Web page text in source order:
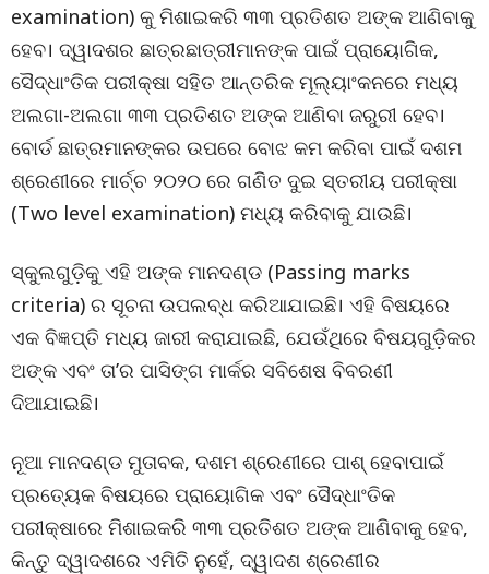
examination) କୁ ମିଶାଇକରି ୩୩ ପ୍ରତିଶତ ଅଙ୍କ ଆଣିବାକୁ
ହେବ। ଦ୍ୱାଦଶର ଛାତ୍ରଛାତ୍ରୀମାନଙ୍କ ପାଇଁ ପ୍ରାୟୋଗିକ,
ସୈଦ୍ଧାଂତିକ ପରୀକ୍ଷା ସହିତ ଆନ୍ତରିକ ମୂଲ୍ୟାଂକନରେ ମଧ୍ୟ
ଅଲଗା-ଅଲଗା ୩୩ ପ୍ରତିଶତ ଅଙ୍କ ଆଣିବା ଜରୁରୀ ହେବ।
ବୋର୍ଡ ଛାତ୍ରମାନଙ୍କର ଉପରେ ବୋଝ କମ କରିବା ପାଇଁ ଦଶମ
ଶ୍ରେଣୀରେ ମାର୍ଚ୍ଚ ୨୦୨୦ ରେ ଗଣିତ ଦୁଇ ସ୍ତରୀୟ ପରୀକ୍ଷା
(Two level examination) ମଧ୍ୟ କରିବାକୁ ଯାଉଛି।
ସ୍କୁଲଗୁଡ଼ିକୁ ଏହି ଅଙ୍କ ମାନଦଣ୍ଡ (Passing marks
criteria) ର ସୂଚନା ଉପଲବ୍ଧ କରିଆଯାଇଛି। ଏହି ବିଷୟରେ
ଏକ ବିଜ୍ଞପ୍ତି ମଧ୍ୟ ଜାରୀ କରାଯାଇଛି, ଯେଉଁଥିରେ ବିଷୟଗୁଡ଼ିକର
ଅଙ୍କ ଏବଂ ତା’ର ପାସିଙ୍ଗ ମାର୍କର ସବିଶେଷ ବିବରଣୀ
ଦିଆଯାଇଛି।
ନୂଆ ମାନଦଣ୍ଡ ମୁତାବକ, ଦଶମ ଶ୍ରେଣୀରେ ପାଶ୍ ହେବାପାଇଁ
ପ୍ରତ୍ୟେକ ବିଷୟରେ ପ୍ରାୟୋଗିକ ଏବଂ ସୈଦ୍ଧାଂତିକ
ପରୀକ୍ଷାରେ ମିଶାଇକରି ୩୩ ପ୍ରତିଶତ ଅଙ୍କ ଆଣିବାକୁ ହେବ,
କିନ୍ତୁ ଦ୍ୱାଦଶରେ ଏମିତି ନୁହେଁ, ଦ୍ୱାଦଶ ଶ୍ରେଣୀର